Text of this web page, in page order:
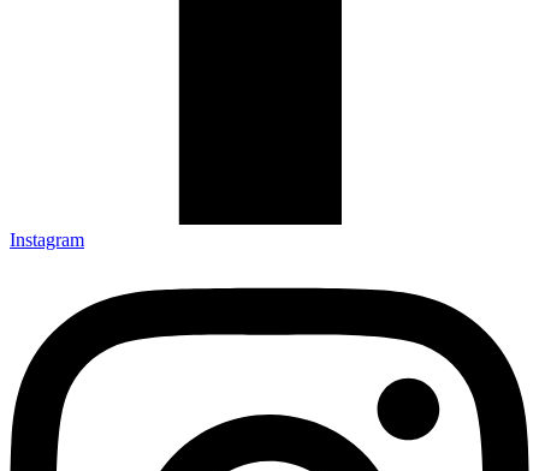
Instagram